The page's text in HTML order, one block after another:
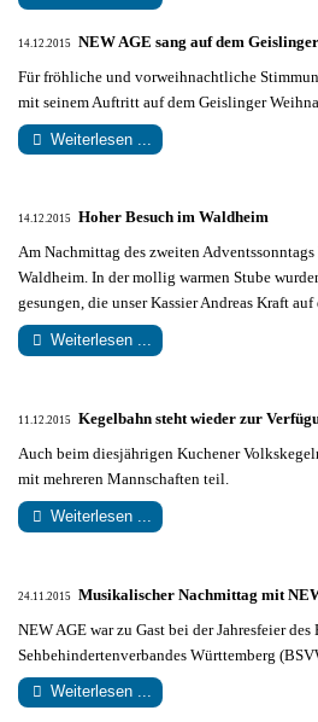
14.12.2015 NEW AGE sang auf dem
Für fröhliche und vorweihnachtliche
mit seinem Auftritt auf dem Geislinger
Weiterlesen ...
14.12.2015 Hoher Besuch im Waldheim
Am Nachmittag des zweiten
Waldheim. In der mollig warmen Stube
gesungen, die unser Kassier Andreas Kraft
Weiterlesen ...
11.12.2015 Kegelbahn steht wieder zur
Auch beim diesjährigen Kuchener
mit mehreren Mannschaften teil.
Weiterlesen ...
24.11.2015 Musikalischer Nachmittag mit
NEW AGE war zu Gast bei der Jahresfeier
Sehbehindertenverbandes Württemberg
Weiterlesen ...